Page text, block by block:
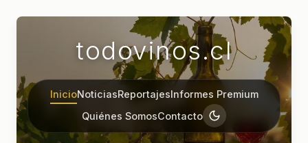
todovinos.cl
InicioNoticiasReportajesInformes Premium
Quiénes SomosContacto